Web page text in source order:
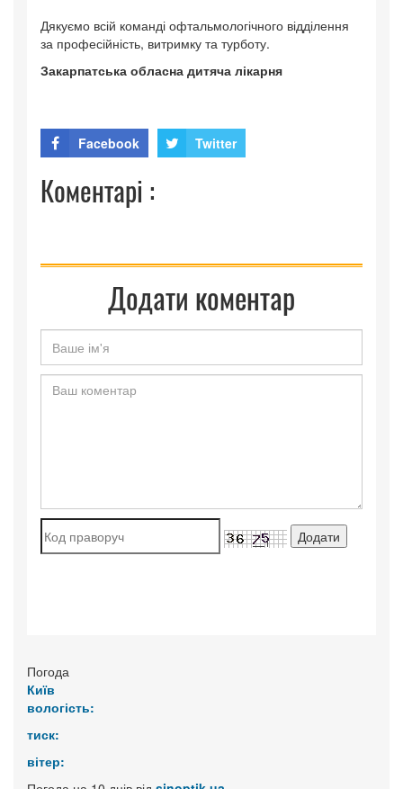
Дякуємо всій команді офтальмологічного відділення
за професійність, витримку та турботу.
Закарпатська обласна дитяча лікарня
Facebook Twitter
Коментарі :
Додати коментар
Погода
Київ
вологість:
тиск:
вітер: